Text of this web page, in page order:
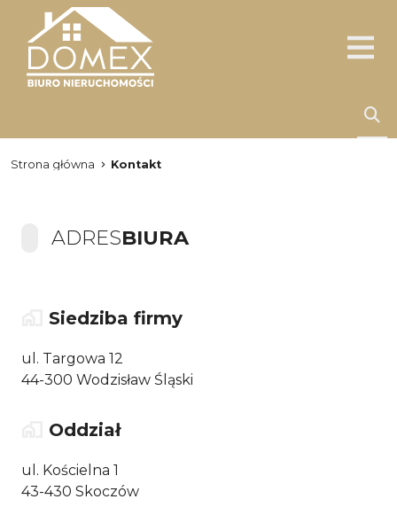
Strona główna Kontakt
ADRESBIURA
Siedziba firmy
ul. Targowa 12
44-300 Wodzisław Śląski
Oddział
ul. Kościelna 1
43-430 Skoczów